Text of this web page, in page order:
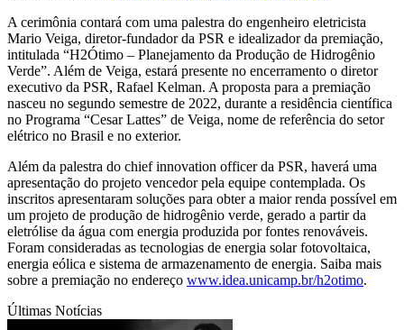
A cerimônia contará com uma palestra do engenheiro eletricista
Mario Veiga, diretor-fundador da PSR e idealizador da premiação,
intitulada “H2Ótimo – Planejamento da Produção de Hidrogênio
Verde”. Além de Veiga, estará presente no encerramento o diretor
executivo da PSR, Rafael Kelman. A proposta para a premiação
nasceu no segundo semestre de 2022, durante a residência científica
no Programa “Cesar Lattes” de Veiga, nome de referência do setor
elétrico no Brasil e no exterior.
Além da palestra do chief innovation officer da PSR, haverá uma
apresentação do projeto vencedor pela equipe contemplada. Os
inscritos apresentaram soluções para obter a maior renda possível em
um projeto de produção de hidrogênio verde, gerado a partir da
eletrólise da água com energia produzida por fontes renováveis.
Foram consideradas as tecnologias de energia solar fotovoltaica,
energia eólica e sistema de armazenamento de energia. Saiba mais
sobre a premiação no endereço www.idea.unicamp.br/h2otimo.
Últimas Notícias